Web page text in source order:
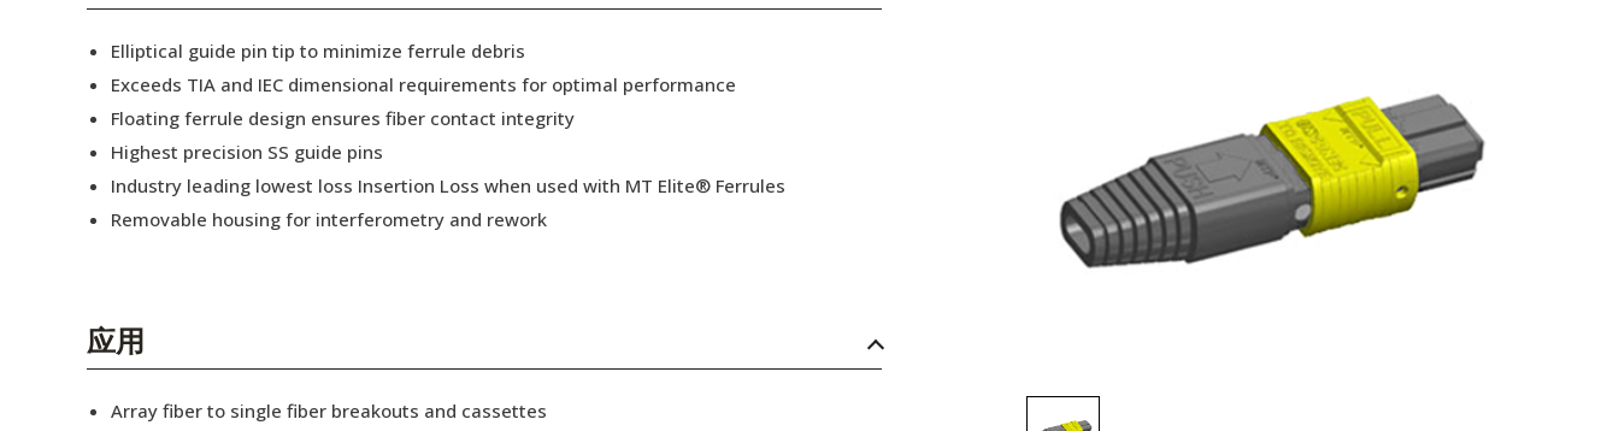
应用工程指导书 (AENs)
工作机会
活动信息
Elliptical guide pin tip to minimize ferrule debris
Exceeds TIA and IEC dimensional requirements for optimal performance
Floating ferrule design ensures fiber contact integrity
Highest precision SS guide pins
Industry leading lowest loss Insertion Loss when used with MT Elite® Ferrules
Removable housing for interferometry and rework
应用
Array fiber to single fiber breakouts and cassettes